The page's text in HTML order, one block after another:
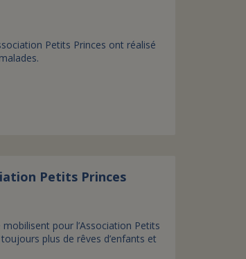
Petits Princes ont réalisé
Petits Princes
pour l’Association Petits
plus de rêves d’enfants et